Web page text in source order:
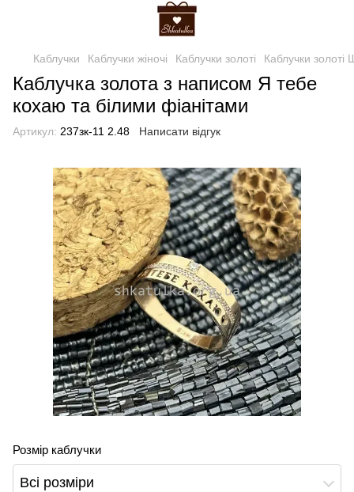
Каблучки Каблучки жіночі Каблучки золоті Каблучки золоті
Каблучка золота з написом Я тебе
кохаю та білими фіанітами
Артикул: 237зк-11 2.48 Написати відгук
Розмір каблучки
Всі розміри